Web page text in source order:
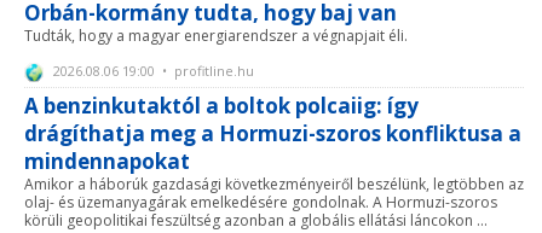
Orbán-kormány tudta, hogy baj van
Tudták, hogy a magyar energiarendszer a végnapjait éli.
2026.08.06 19:00 • profitline.hu
A benzinkutaktól a boltok polcaiig: így
drágíthatja meg a Hormuzi-szoros konfliktusa a
mindennapokat
Amikor a háborúk gazdasági következményeiről beszélünk, legtöbben az
olaj- és üzemanyagárak emelkedésére gondolnak. A Hormuzi-szoros
körüli geopolitikai feszültség azonban a globális ellátási láncokon ...